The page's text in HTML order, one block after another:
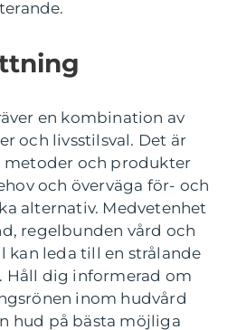
en kombination av
och livsstilsval. Det är
metoder och produkter
och överväga för- och
alternativ. Medvetenhet
regelbunden vård och
kan leda till en strålande
Håll dig informerad om
inom hudvård
hud på bästa möjliga